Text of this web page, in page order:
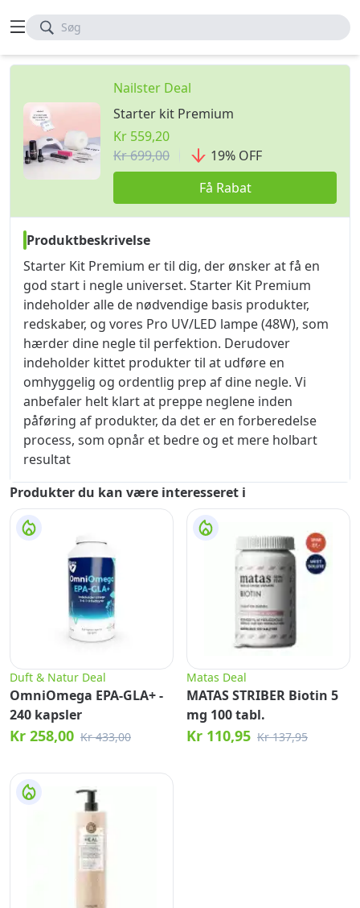
Søg
Nailster Deal
Starter kit Premium
Kr 559,20
Kr 699,00
19% OFF
Få Rabat
Produktbeskrivelse
Starter Kit Premium er til dig, der ønsker at få en
god start i negle universet. Starter Kit Premium
indeholder alle de nødvendige basis produkter,
redskaber, og vores Pro UV/LED lampe (48W), som
hærder dine negle til perfektion. Derudover
indeholder kittet produkter til at udføre en
omhyggelig og ordentlig prep af dine negle. Vi
anbefaler helt klart at preppe neglene inden
påføring af produkter, da det er en forberedelse
process, som opnår et bedre og et mere holbart
resultat
Produkter du kan være interesseret i
Duft & Natur Deal
OmniOmega EPA-GLA+ -
240 kapsler
Kr 258,00 Kr 433,00
Matas Deal
MATAS STRIBER Biotin 5
mg 100 tabl.
Kr 110,95 Kr 137,95